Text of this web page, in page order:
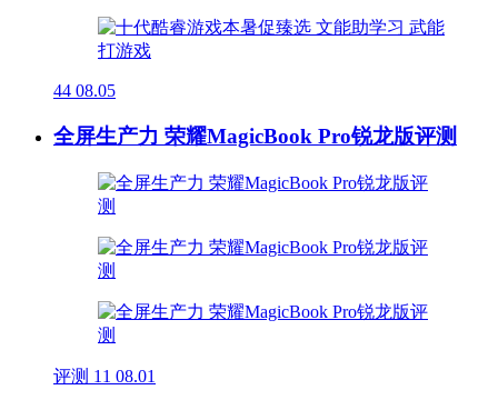
44 08.05
全屏生产力 荣耀MagicBook Pro锐龙版评测
评测 11 08.01